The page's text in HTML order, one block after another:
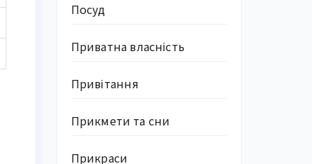
Посуд
Приватна власність
Привітання
Прикмети та сни
Прикраси